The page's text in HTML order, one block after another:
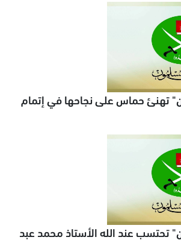
تهنئ حماس على نجاحها في إتمام
تحتسب عند الله الأستاذ محمد عبد